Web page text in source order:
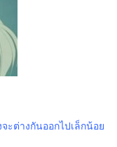
ต่างกันออกไปเล็กน้อย